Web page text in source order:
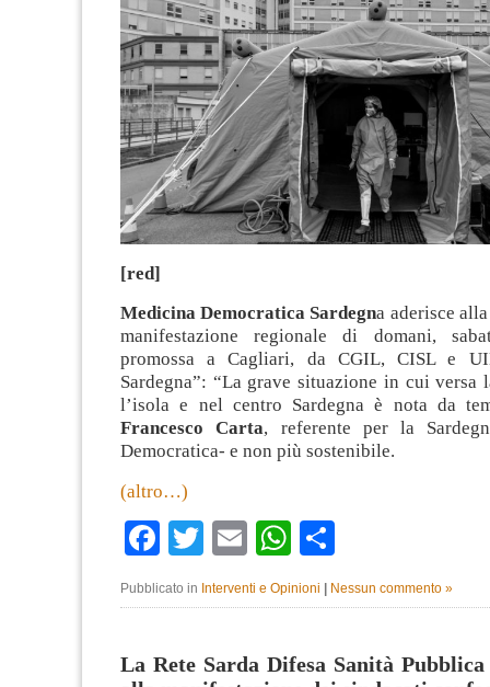
[red]
Medicina Democratica Sardegna aderisce
manifestazione regionale di domani,
promossa a Cagliari, da CGIL, CISL e
Sardegna”: “La grave situazione in cui versa
l’isola e nel centro Sardegna è nota da
Francesco Carta, referente per la
Democratica- e non più sostenibile.
(altro…)
Facebook
Twitter
EmailWhatsApp
Pubblicato in Interventi e Opinioni | Nessun commento »
La Rete Sarda Difesa Sanità Pubblica